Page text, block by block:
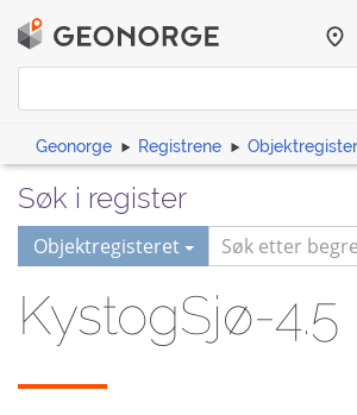
Geonorge Registrene
Søk i register
Objektregisteret
KystogSjø-4.5